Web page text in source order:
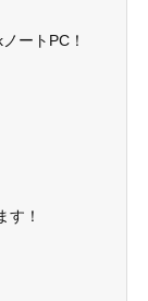
ートPC！
す！